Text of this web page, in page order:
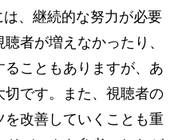
、継続的な努力が必要
者が増えなかったり、
こともありますが、あ
切です。また、視聴者の
改善していくことも重